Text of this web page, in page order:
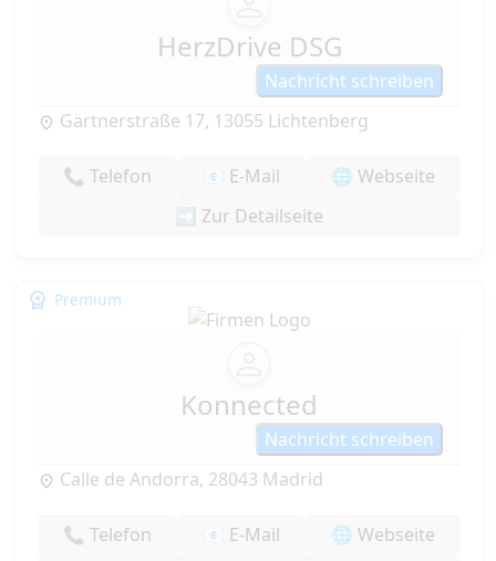
HerzDrive DSG
Nachricht schreiben
Gärtnerstraße 17, 13055 Lichtenberg
📞 Telefon 📧 E-Mail
🌐 Webseite
➡️ Zur Detailseite
Premium
Konnected
Nachricht schreiben
Calle de Andorra, 28043 Madrid
📞 Telefon 📧 E-Mail
🌐 Webseite